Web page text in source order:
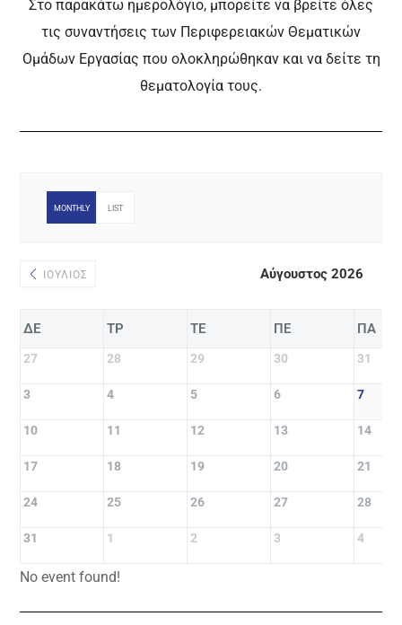
Στο παρακάτω ημερολόγιο, μπορείτε να βρείτε όλες
τις συναντήσεις των Περιφερειακών Θεματικών
Ομάδων Εργασίας που ολοκληρώθηκαν και να δείτε τη
θεματολογία τους.
MONTHLY LIST
ΙΟΎΛΙΟΣ Αύγουστος 2026
ΔΕ ΤΡ ΤΕ ΠΕ ΠΑ
27 28 29 30 31
3 4 5 6 7
10 11 12 13 14
17 18 19 20 21
24 25 26 27 28
31 1 2 3 4
No event found!